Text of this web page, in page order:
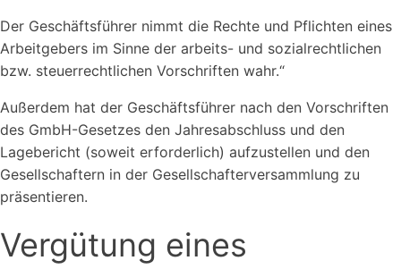
Der Geschäftsführer nimmt die Rechte und Pflichten eines
Arbeitgebers im Sinne der arbeits- und sozialrechtlichen
bzw. steuerrechtlichen Vorschriften wahr.“
Außerdem hat der Geschäftsführer nach den Vorschriften
des GmbH-Gesetzes den Jahresabschluss und den
Lagebericht (soweit erforderlich) aufzustellen und den
Gesellschaftern in der Gesellschafterversammlung zu
präsentieren.
Vergütung eines